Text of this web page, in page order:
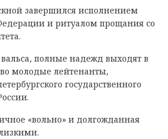
завершился исполнением
и ритуалом прощания со
вальса, полные надежд выходят в
молодые лейтенанты,
государственного
«вольно» и долгожданная